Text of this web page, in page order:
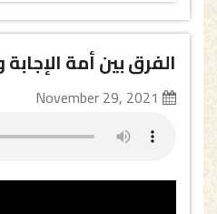
الفرق بين أمة